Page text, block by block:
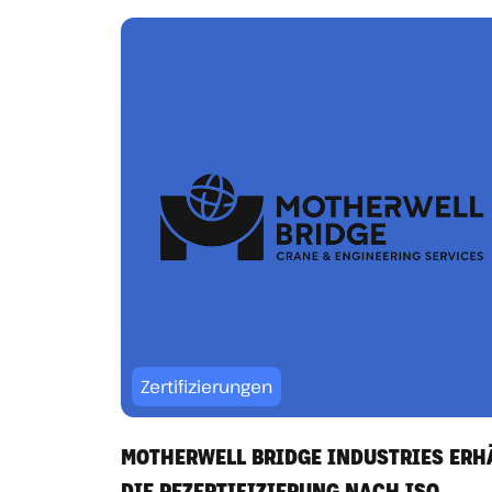
Zertifizierungen
MOTHERWELL BRIDGE INDUSTRIES